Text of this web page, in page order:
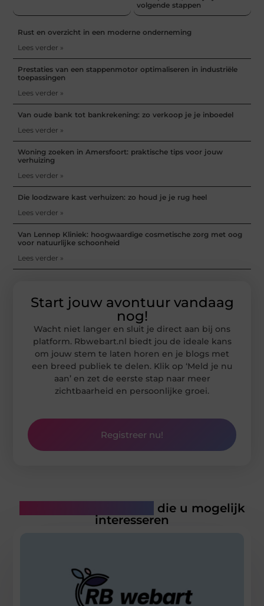
volgende stappen
Rust en overzicht in een moderne onderneming
Lees verder »
Prestaties van een stappenmotor optimaliseren in industriële
toepassingen
Lees verder »
Van oude bank tot bankrekening: zo verkoop je je inboedel
Lees verder »
Woning zoeken in Amersfoort: praktische tips voor jouw
verhuizing
Lees verder »
Die loodzware kast verhuizen: zo houd je je rug heel
Lees verder »
Van Lennep Kliniek: hoogwaardige cosmetische zorg met oog
voor natuurlijke schoonheid
Lees verder »
Start jouw avontuur vandaag
nog!
Wacht niet langer en sluit je direct aan bij ons
platform. Rbwebart.nl biedt jou de ideale kans
om jouw stem te laten horen en je blogs met
een breed publiek te delen. Klik op ‘Meld je nu
aan’ en zet de eerste stap naar meer
zichtbaarheid en persoonlijke groei.
Registreer nu!
die u mogelijk
interesseren